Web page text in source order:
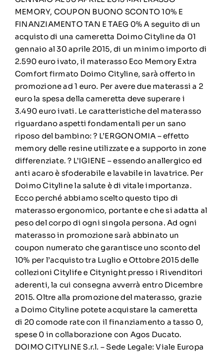
MEMORY, COUPON BUONO SCONTO 10% E
FINANZIAMENTO TAN E TAEG 0% A seguito di un
acquisto di una cameretta Doimo Cityline da 01
gennaio al 30 aprile 2015, di un minimo importo di
2.590 euro ivato, il materasso Eco Memory Extra
Comfort firmato Doimo Cityline, sarà offerto in
promozione ad 1 euro. Per avere due materassi a 2
euro la spesa della cameretta deve superare i
3.490 euro ivati. Le caratteristiche del materasso
riguardano aspetti fondamentali per un sano
riposo del bambino: ? L’ERGONOMIA – effetto
memory delle resine utilizzate e a supporto in zone
differenziate. ? L’IGIENE – essendo anallergico ed
anti acaro è sfoderabile e lavabile in lavatrice. Per
Doimo Cityline la salute è di vitale importanza.
Ecco perché abbiamo scelto questo tipo di
materasso ergonomico, portante e che si adatta al
peso del corpo di ogni singola persona. Ad ogni
materasso in promozione sarà abbinato un
coupon numerato che garantisce uno sconto del
10% per l’acquisto tra Luglio e Ottobre 2015 delle
collezioni Citylife e Citynight presso i Rivenditori
aderenti, la cui consegna avverrà entro Dicembre
2015. Oltre alla promozione del materasso, grazie
a Doimo Cityline potete acquistare la cameretta
di 20 comode rate con il finanziamento a tasso 0,
spese 0 in collaborazione con Agos Ducato.
DOIMO CITYLINE S.r.l. – Sede Legale: Viale Europa